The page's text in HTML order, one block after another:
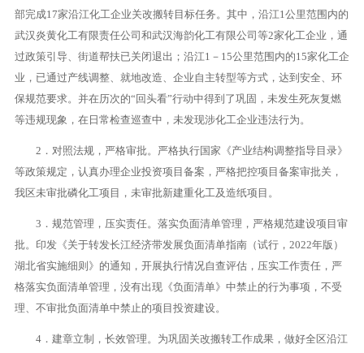
部完成17家沿江化工企业关改搬转目标任务。其中，沿江1公里范围内的
武汉炎黄化工有限责任公司和武汉海韵化工有限公司等2家化工企业，通
过政策引导、街道帮扶已关闭退出；沿江1－15公里范围内的15家化工企
业，已通过产线调整、就地改造、企业自主转型等方式，达到安全、环
保规范要求。并在历次的“回头看”行动中得到了巩固，未发生死灰复燃
等违规现象，在日常检查巡查中，未发现涉化工企业违法行为。
2．对照法规，严格审批。严格执行国家《产业结构调整指导目录》
等政策规定，认真办理企业投资项目备案，严格把控项目备案审批关，
我区未审批磷化工项目，未审批新建重化工及造纸项目。
3．规范管理，压实责任。落实负面清单管理，严格规范建设项目审
批。印发《关于转发长江经济带发展负面清单指南（试行，2022年版）
湖北省实施细则》的通知，开展执行情况自查评估，压实工作责任，严
格落实负面清单管理，没有出现《负面清单》中禁止的行为事项，不受
理、不审批负面清单中禁止的项目投资建设。
4．建章立制，长效管理。为巩固关改搬转工作成果，做好全区沿江